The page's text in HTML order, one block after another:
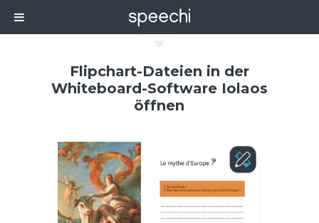
Flipchart-Dateien in der
Whiteboard-Software Iolaos
öffnen